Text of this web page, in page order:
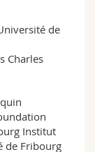
de
Charles
Institut
de Fribourg